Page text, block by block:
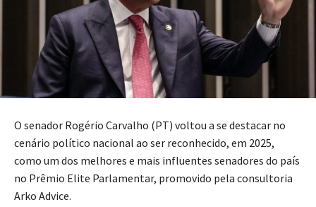
O senador Rogério Carvalho (PT) voltou a se destacar no
cenário político nacional ao ser reconhecido, em 2025,
como um dos melhores e mais influentes senadores do país
no Prêmio Elite Parlamentar, promovido pela consultoria
Arko Advice.